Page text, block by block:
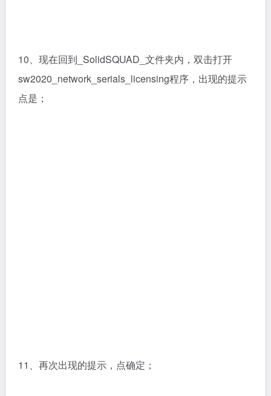
10、现在回到_SolidSQUAD_文件夹内，双击打开
sw2020_network_serials_licensing程序，出现的提示
点是；
11、再次出现的提示，点确定；